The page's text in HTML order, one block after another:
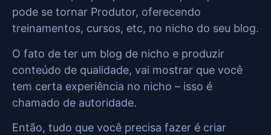
pode se tornar Produtor, oferecendo
treinamentos, cursos, etc, no nicho do seu blog.
O fato de ter um blog de nicho e produzir
conteúdo de qualidade, vai mostrar que você
tem certa experiência no nicho – isso é
chamado de autoridade.
Então, tudo que você precisa fazer é criar